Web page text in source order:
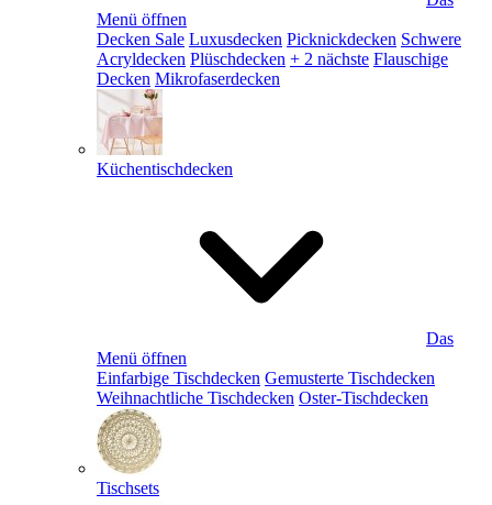
Menü öffnen
Decken Sale Luxusdecken Picknickdecken Schwere
Acryldecken Plüschdecken + 2 nächste Flauschige
Decken Mikrofaserdecken
Küchentischdecken
Das
Menü öffnen
Einfarbige Tischdecken Gemusterte Tischdecken
Weihnachtliche Tischdecken Oster-Tischdecken
Tischsets